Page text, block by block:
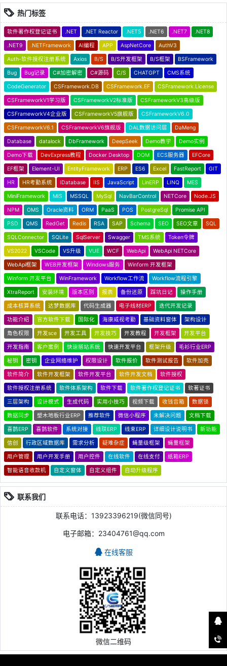
热门标签
软件著作权登记证书 .NET .NET Reactor .NET5 .NET6 .NET7 .NET8
.NET9 .NETFramework AI编程 APP AspNetCore AuthV3
Auth-软件授权注册系统 Axios B/S B/S开发框架 B/S框架 BSFramework
Bug Bug记录 C#加密解密 C#源码 C/S CHATGPT CMS系统
CodeGenerator CSFramework.DB CSFramework.EF CSFramework.License
CSFrameworkV1学习版 CSFrameworkV2标准版 CSFrameworkV3高级版
CSFrameworkV4企业版 CSFrameworkV5旗舰版 CSFrameworkV6.0
CSFrameworkV6.1 CSFrameworkV6旗舰版 DAL数据访问层 DaMeng
Database datalock DbFramework DeepSeek Demo教学 Demo实例
Demo下载 DevExpress教程 Docker Desktop DOM ECS服务器 EFCore
EF框架 Element-UI EntityFramework ERP ES6 Excel FastReport GIT
HR HR考勤系统 IDatabase IIS JavaScript LinERP LINQ MES
MiniFramework MIS MSSQL MySql NavBarControl NETCore Node.JS
NPM OMS Oracle资料 ORM PaaS POS PostgreSql Promise API
PSD QMS RedGet Redis RSA SAP Schema SEO SEO文章 SQL
SQLConnector SQLite SqlServer Swagger TMS系统 Token令牌
VS2022 VSCode VS升级 VUE WCF WebApi WebApi NETCore
WebApi框架 WEB开发框架 Windows服务 Winform 开发框架
Winform 开发平台 WinFramework Workflow工作流 Workflow流程引擎
XtraReport 安装环境 版本区别 报表 备份还原 踩坑日记 操作手册
成本核算系统 达梦数据库 代码生成器 电子线材ERP 迭代开发记录
功能介绍 官方软件下载 国际化 海康威视考勤 基础资料窗体 架构设计
角色权限 开发sce 开发工具 开发技巧 开发教程 开发框架 开发平台
开发指南 客户案例 快速搭站系统 快速开发平台 框架升级 毛衫行业ERP
秘钥 密钥 企业网络维护 权限设计 软件报价 软件测试报告 软件加壳
软件简介 软件开发框架 软件开发平台 软件开发文档 软件授权
软件授权注册系统 软件体系架构 软件下载 软件著作权登记证书 软著证书
三层架构 设计模式 生成代码 实用小技巧 视频下载 收钱音箱 数据锁
数据同步 塑木地板行业ERP 推荐软件 微信小程序 未解决问题 文档下载
喜鹊ERP 喜鹊软件 系统对接 线联ERP 线束ERP 详细设计说明书 新功能
信创 行政区域数据库 需求分析 疑难杂症 蝇量级框架 蝇量框架
用户管理 用户开发手册 用户控件 在线软件 在线支付 纸箱ERP
智能语音收款机 自定义窗体 自定义组件 自动升级程序
联系我们
联系电话：13923396219(微信同号)
电子邮箱：23404761@qq.com
在线客服
微信二维码